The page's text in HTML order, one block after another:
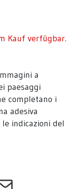
Kauf verfügbar.
a
paesaggi
completano i
adesiva
indicazioni del